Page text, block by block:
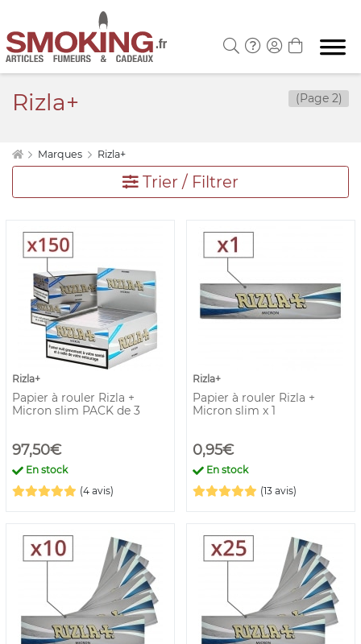
Rizla+ (Page 2)
Marques Rizla+
Trier / Filtrer
Rizla+
Papier à rouler Rizla +
Micron slim PACK de 3
97,50€
En stock
(4 avis)
Rizla+
Papier à rouler Rizla +
Micron slim x 1
0,95€
En stock
(13 avis)